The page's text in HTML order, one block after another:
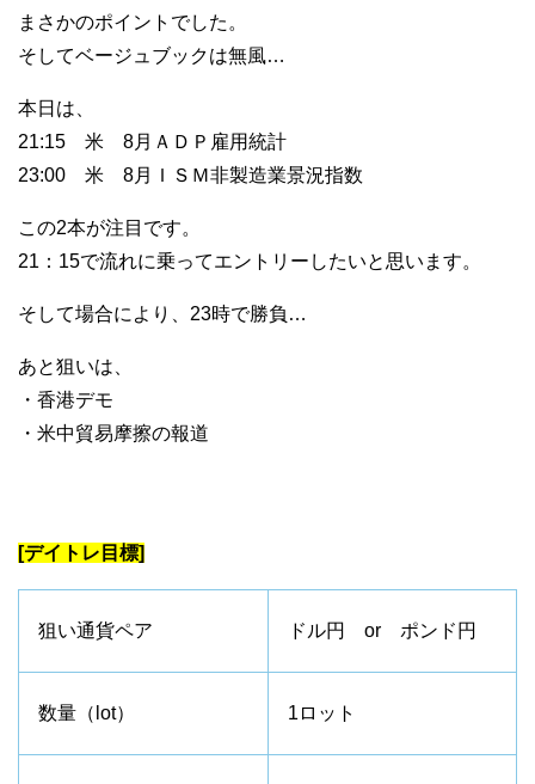
まさかのポイントでした。
そしてベージュブックは無風…
本日は、
21:15 米 8月ＡＤＰ雇用統計
23:00 米 8月ＩＳＭ非製造業景況指数
この2本が注目です。
21：15で流れに乗ってエントリーしたいと思います。
そして場合により、23時で勝負…
あと狙いは、
・香港デモ
・米中貿易摩擦の報道
[デイトレ目標]
狙い通貨ペア ドル円 or ポンド円
数量（lot） 1ロット